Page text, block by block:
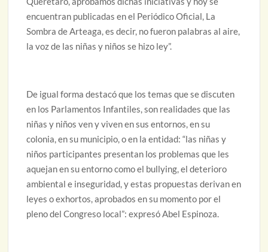
encuentran publicadas en el Periódico Oficial, La
Sombra de Arteaga, es decir, no fueron palabras al aire,
la voz de las niñas y niños se hizo ley”.
De igual forma destacó que los temas que se discuten
en los Parlamentos Infantiles, son realidades que las
niñas y niños ven y viven en sus entornos, en su
colonia, en su municipio, o en la entidad: “las niñas y
niños participantes presentan los problemas que les
aquejan en su entorno como el bullying, el deterioro
ambiental e inseguridad, y estas propuestas derivan en
leyes o exhortos, aprobados en su momento por el
pleno del Congreso local”: expresó Abel Espinoza.